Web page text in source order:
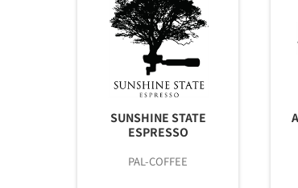
SUNSHINE STATE
ESPRESSO
PAL-COFFEE